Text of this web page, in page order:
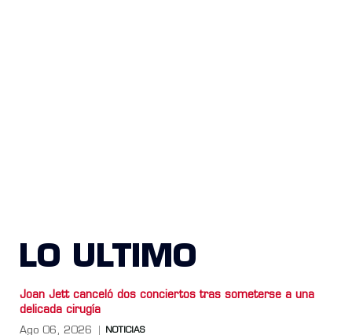
LO ULTIMO
Joan Jett canceló dos conciertos tras someterse a una
delicada cirugía
Ago 06, 2026 NOTICIAS